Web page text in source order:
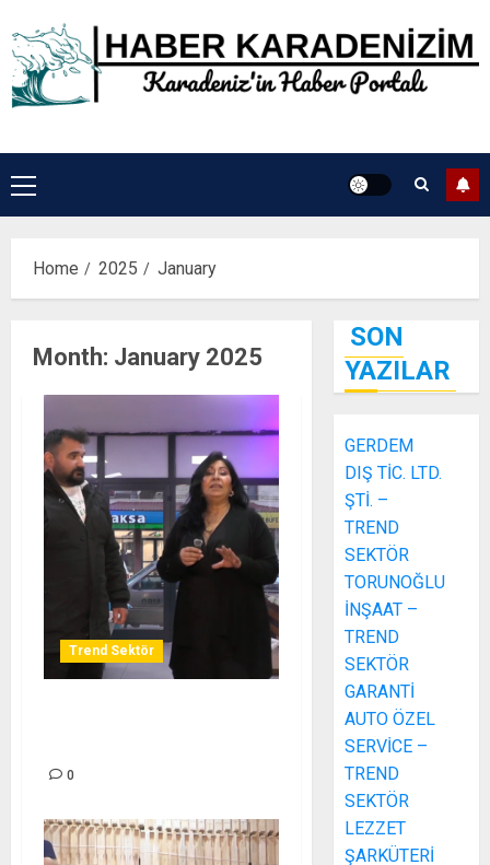
to
content
Primary
Menu
Home 2025 January
Month: January 2025
Trend Sektör
0
SON
YAZILAR
GERDEM
DIŞ TİC. LTD.
ŞTİ. –
TREND
SEKTÖR
TORUNOĞLU
İNŞAAT –
TREND
SEKTÖR
GARANTİ
AUTO ÖZEL
SERVİCE –
TREND
SEKTÖR
LEZZET
ŞARKÜTERİ